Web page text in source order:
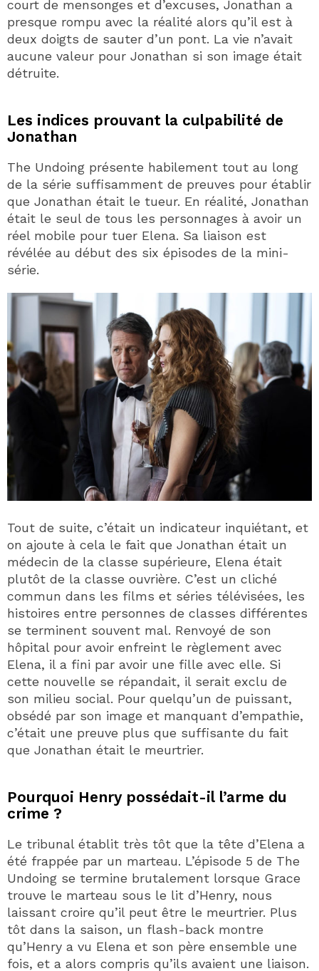
court de mensonges et d’excuses, Jonathan a
presque rompu avec la réalité alors qu’il est à
deux doigts de sauter d’un pont. La vie n’avait
aucune valeur pour Jonathan si son image était
détruite.
Les indices prouvant la culpabilité de
Jonathan
The Undoing présente habilement tout au long
de la série suffisamment de preuves pour établir
que Jonathan était le tueur. En réalité, Jonathan
était le seul de tous les personnages à avoir un
réel mobile pour tuer Elena. Sa liaison est
révélée au début des six épisodes de la mini-
série.
Tout de suite, c’était un indicateur inquiétant, et
on ajoute à cela le fait que Jonathan était un
médecin de la classe supérieure, Elena était
plutôt de la classe ouvrière. C’est un cliché
commun dans les films et séries télévisées, les
histoires entre personnes de classes différentes
se terminent souvent mal. Renvoyé de son
hôpital pour avoir enfreint le règlement avec
Elena, il a fini par avoir une fille avec elle. Si
cette nouvelle se répandait, il serait exclu de
son milieu social. Pour quelqu’un de puissant,
obsédé par son image et manquant d’empathie,
c’était une preuve plus que suffisante du fait
que Jonathan était le meurtrier.
Pourquoi Henry possédait-il l’arme du
crime ?
Le tribunal établit très tôt que la tête d’Elena a
été frappée par un marteau. L’épisode 5 de The
Undoing se termine brutalement lorsque Grace
trouve le marteau sous le lit d’Henry, nous
laissant croire qu’il peut être le meurtrier. Plus
tôt dans la saison, un flash-back montre
qu’Henry a vu Elena et son père ensemble une
fois, et a alors compris qu’ils avaient une liaison.